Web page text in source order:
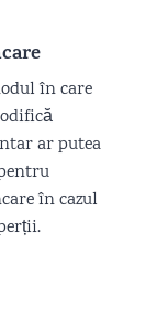
în care
ar putea
în cazul